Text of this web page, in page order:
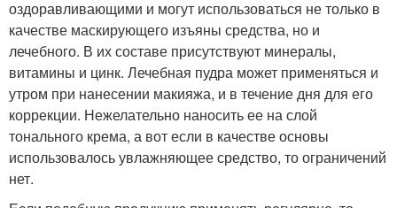
оздоравливающими и могут использоваться не только в
качестве маскирующего изъяны средства, но и
лечебного. В их составе присутствуют минералы,
витамины и цинк. Лечебная пудра может применяться и
утром при нанесении макияжа, и в течение дня для его
коррекции. Нежелательно наносить ее на слой
тонального крема, а вот если в качестве основы
использовалось увлажняющее средство, то ограничений
нет.